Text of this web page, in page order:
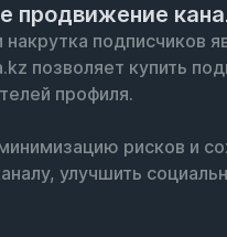
продвижение
подписчиков
позволяет купить
профиля.
рисков и
улучшить